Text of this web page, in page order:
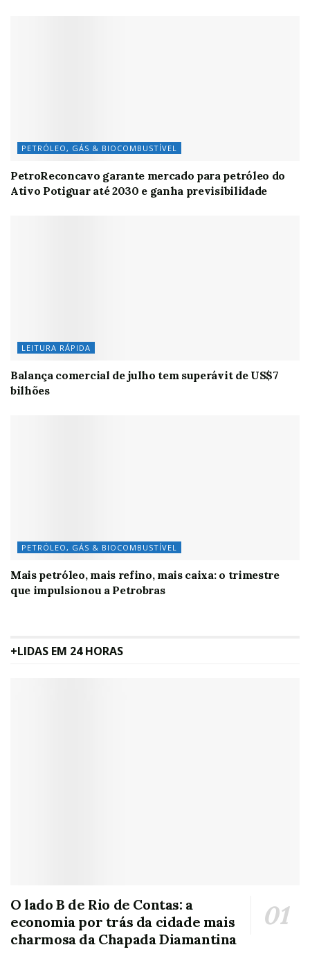
PETRÓLEO, GÁS & BIOCOMBUSTÍVEL
PetroReconcavo garante mercado para petróleo do
Ativo Potiguar até 2030 e ganha previsibilidade
LEITURA RÁPIDA
Balança comercial de julho tem superávit de US$7
bilhões
PETRÓLEO, GÁS & BIOCOMBUSTÍVEL
Mais petróleo, mais refino, mais caixa: o trimestre
que impulsionou a Petrobras
+LIDAS EM 24 HORAS
O lado B de Rio de Contas: a
economia por trás da cidade mais
charmosa da Chapada Diamantina